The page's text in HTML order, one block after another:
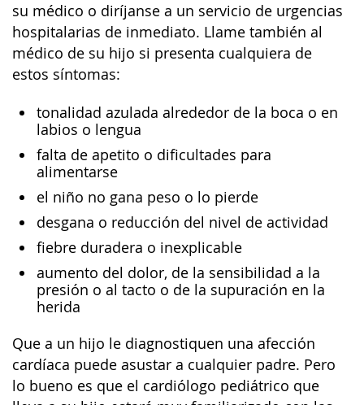
su médico o diríjanse a un servicio de urgencias
hospitalarias de inmediato. Llame también al
médico de su hijo si presenta cualquiera de
estos síntomas:
tonalidad azulada alrededor de la boca o en
labios o lengua
falta de apetito o dificultades para
alimentarse
el niño no gana peso o lo pierde
desgana o reducción del nivel de actividad
fiebre duradera o inexplicable
aumento del dolor, de la sensibilidad a la
presión o al tacto o de la supuración en la
herida
Que a un hijo le diagnostiquen una afección
cardíaca puede asustar a cualquier padre. Pero
lo bueno es que el cardiólogo pediátrico que